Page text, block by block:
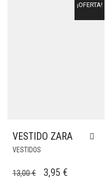
100,00 €.
ES:
30,00 €.
¡OFERTA!
VESTIDO ZARA
VESTIDOS
13,00€
EL
3,95 €EL